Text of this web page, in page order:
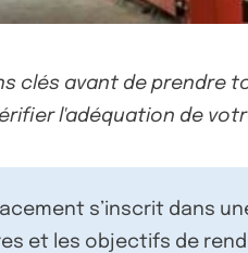
clés avant de prendre
l'adéquation de
s’inscrit dans
et les objectifs de